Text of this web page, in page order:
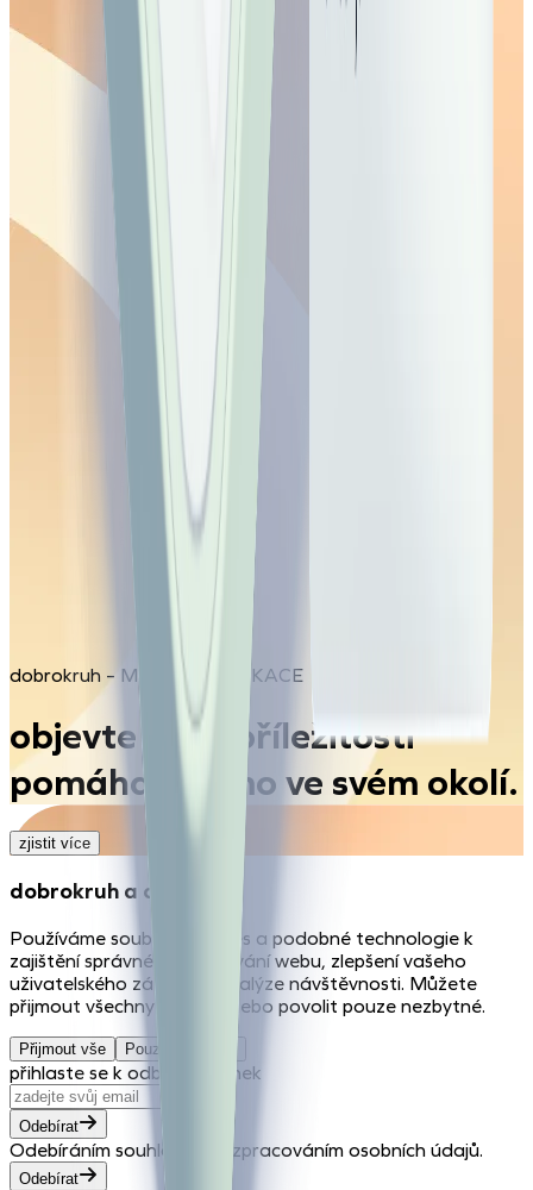
dobrokruh – MOBILNÍ APLIKACE
objevte nové příležitosti
pomáhat přímo ve svém okolí.
zjistit více
dobrokruh a cookies
Používáme soubory cookies a podobné technologie k
zajištění správného fungování webu, zlepšení vašeho
uživatelského zážitku a analýze návštěvnosti. Můžete
přijmout všechny cookies nebo povolit pouze nezbytné.
Přijmout vše Pouze nezbytné
přihlaste se k odběru novinek
Odebírat
Odebíráním souhlasíte se zpracováním osobních údajů.
Odebírat